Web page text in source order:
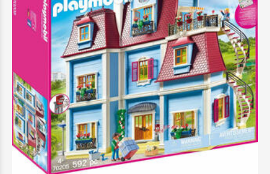
Τριώροφο Κουκλόσπιτο - 70205
179,99 €